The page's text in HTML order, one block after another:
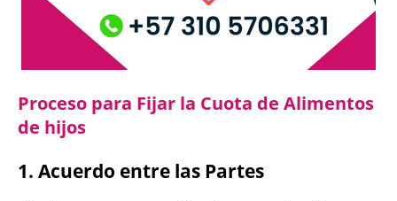
Proceso para Fijar la Cuota de Alimentos
de hijos
1. Acuerdo entre las Partes